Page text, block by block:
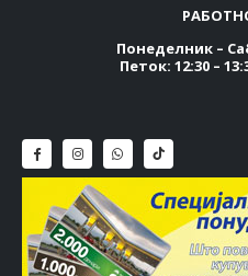
Понеделник –
Петок: 12:30 –